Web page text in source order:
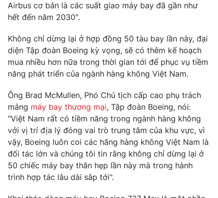
Video Shorts video
VTV Money VTV Thể thao
VTV Sức khoẻ Bất động sản
Thị trường 24h Tấm lòng Việt
VTV4 Vươn mình bằng AI
VTV9 VTV8
Liên hệ tòa soạn English
Airbus cơ bản là các suất giao máy bay đã gần như
hết đến năm 2030".
Không chỉ dừng lại ở hợp đồng 50 tàu bay lần này, đại
diện Tập đoàn Boeing kỳ vọng, sẽ có thêm kế hoạch
mua nhiều hơn nữa trong thời gian tới để phục vụ tiềm
năng phát triển của ngành hàng không Việt Nam.
Ông Brad McMullen, Phó Chủ tịch cấp cao phụ trách
mảng máy bay thương mại, Tập đoàn Boeing, nói:
"Việt Nam rất có tiềm năng trong ngành hàng không
với vị trí địa lý đóng vai trò trung tâm của khu vực, vì
vậy, Boeing luôn coi các hãng hàng không Việt Nam là
đối tác lớn và chúng tôi tin rằng không chỉ dừng lại ở
50 chiếc máy bay thân hẹp lần này mà trong hành
trình hợp tác lâu dài sắp tới".